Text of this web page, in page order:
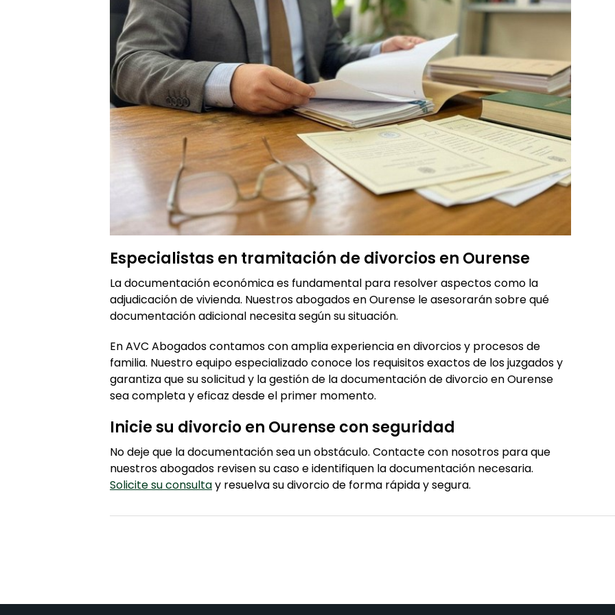
Especialistas en tramitación de divorcios en Ourense
La documentación económica es fundamental para resolver aspectos como la
adjudicación de vivienda. Nuestros abogados en Ourense le asesorarán sobre qué
documentación adicional necesita según su situación.
En AVC Abogados contamos con amplia experiencia en divorcios y procesos de
familia. Nuestro equipo especializado conoce los requisitos exactos de los juzgados y
garantiza que su solicitud y la gestión de la documentación de divorcio en Ourense
sea completa y eficaz desde el primer momento.
Inicie su divorcio en Ourense con seguridad
No deje que la documentación sea un obstáculo. Contacte con nosotros para que
nuestros abogados revisen su caso e identifiquen la documentación necesaria.
Solicite su consultay resuelva su divorcio de forma rápida y segura.